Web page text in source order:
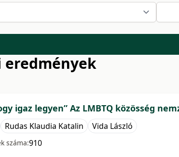
eredmények
igaz legyen” Az LMBTQ közösség
Rudas Klaudia Katalin Vida László
száma:910